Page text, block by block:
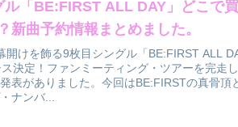
ル「BE:FIRST ALL DAY」どこで買
新曲予約情報まとめました。
開けを飾る9枚目シングル「BE:FIRST ALL
決定！ファンミーティング・ツアーを完走
表がありました。今回はBE:FIRSTの真骨頂
ナンバ...